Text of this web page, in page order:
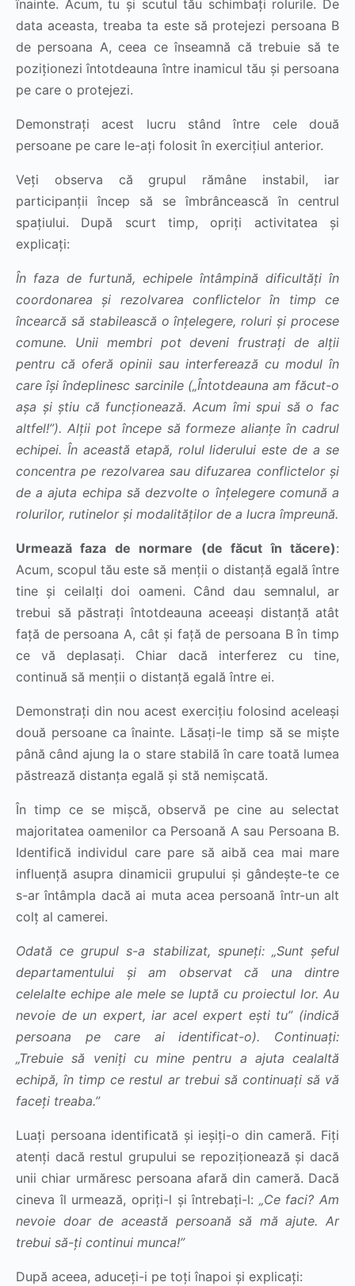
înainte. Acum, tu și scutul tău schimbați rolurile. De
data aceasta, treaba ta este să protejezi persoana B
de persoana A, ceea ce înseamnă că trebuie să te
poziționezi întotdeauna între inamicul tău și persoana
pe care o protejezi.
Demonstrați acest lucru stând între cele două
persoane pe care le-ați folosit în exercițiul anterior.
Veți observa că grupul rămâne instabil, iar
participanții încep să se îmbrâncească în centrul
spațiului. După scurt timp, opriți activitatea și
explicați:
În faza de furtună, echipele întâmpină dificultăți în
coordonarea și rezolvarea conflictelor în timp ce
încearcă să stabilească o înțelegere, roluri și procese
comune. Unii membri pot deveni frustrați de alții
pentru că oferă opinii sau interferează cu modul în
care își îndeplinesc sarcinile („Întotdeauna am făcut-o
așa și știu că funcționează. Acum îmi spui să o fac
altfel!”). Alții pot începe să formeze alianțe în cadrul
echipei. În această etapă, rolul liderului este de a se
concentra pe rezolvarea sau difuzarea conflictelor și
de a ajuta echipa să dezvolte o înțelegere comună a
rolurilor, rutinelor și modalităților de a lucra împreună.
Urmează faza de normare (de făcut în tăcere):
Acum, scopul tău este să menții o distanță egală între
tine și ceilalți doi oameni. Când dau semnalul, ar
trebui să păstrați întotdeauna aceeași distanță atât
față de persoana A, cât și față de persoana B în timp
ce vă deplasați. Chiar dacă interferez cu tine,
continuă să menții o distanță egală între ei.
Demonstrați din nou acest exercițiu folosind aceleași
două persoane ca înainte. Lăsați-le timp să se miște
până când ajung la o stare stabilă în care toată lumea
păstrează distanța egală și stă nemișcată.
În timp ce se mișcă, observă pe cine au selectat
majoritatea oamenilor ca Persoană A sau Persoana B.
Identifică individul care pare să aibă cea mai mare
influență asupra dinamicii grupului și gândește-te ce
s-ar întâmpla dacă ai muta acea persoană într-un alt
colț al camerei.
Odată ce grupul s-a stabilizat, spuneți: „Sunt șeful
departamentului și am observat că una dintre
celelalte echipe ale mele se luptă cu proiectul lor. Au
nevoie de un expert, iar acel expert ești tu” (indică
persoana pe care ai identificat-o). Continuați:
„Trebuie să veniți cu mine pentru a ajuta cealaltă
echipă, în timp ce restul ar trebui să continuați să vă
faceți treaba.”
Luați persoana identificată și ieșiți-o din cameră. Fiți
atenți dacă restul grupului se repoziționează și dacă
unii chiar urmăresc persoana afară din cameră. Dacă
cineva îl urmează, opriți-l și întrebați-l: „Ce faci? Am
nevoie doar de această persoană să mă ajute. Ar
trebui să-ți continui munca!”
După aceea, aduceți-i pe toți înapoi și explicați: